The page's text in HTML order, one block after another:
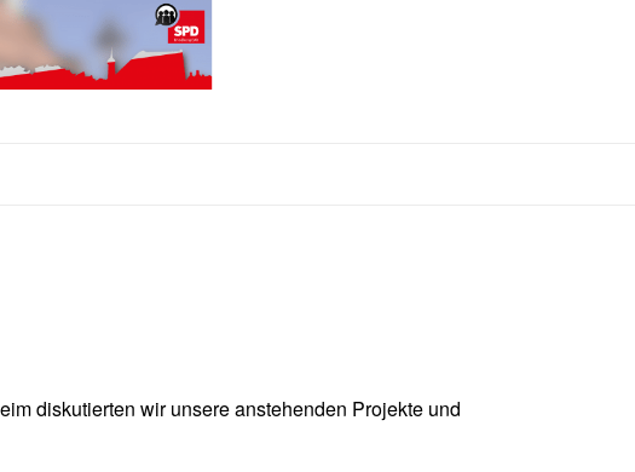
diskutierten wir unsere anstehenden Projekte und